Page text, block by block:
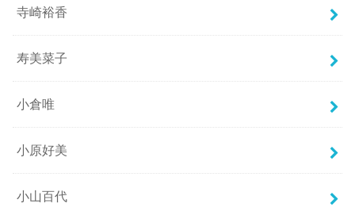
寺崎裕香
寿美菜子
小倉唯
小原好美
小山百代